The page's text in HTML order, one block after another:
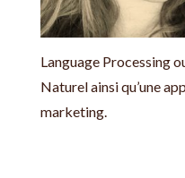
Language Processing
Naturel ainsi qu’une
marketing.